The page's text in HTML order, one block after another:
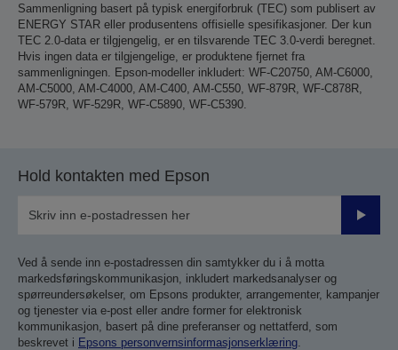
Sammenligning basert på typisk energiforbruk (TEC) som publisert av
ENERGY STAR eller produsentens offisielle spesifikasjoner. Der kun
TEC 2.0-data er tilgjengelig, er en tilsvarende TEC 3.0-verdi beregnet.
Hvis ingen data er tilgjengelige, er produktene fjernet fra
sammenligningen. Epson-modeller inkludert: WF-C20750, AM-C6000,
AM-C5000, AM-C4000, AM-C400, AM-C550, WF-879R, WF-C878R,
WF-579R, WF-529R, WF-C5890, WF-C5390.
Hold kontakten med Epson
Send
Ved å sende inn e-postadressen din samtykker du i å motta
markedsføringskommunikasjon, inkludert markedsanalyser og
spørreundersøkelser, om Epsons produkter, arrangementer, kampanjer
og tjenester via e-post eller andre former for elektronisk
kommunikasjon, basert på dine preferanser og nettatferd, som
beskrevet i Epsons personvernsinformasjonserklæring.